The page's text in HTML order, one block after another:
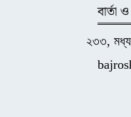
বার্তা
২৩৩, মধ্য